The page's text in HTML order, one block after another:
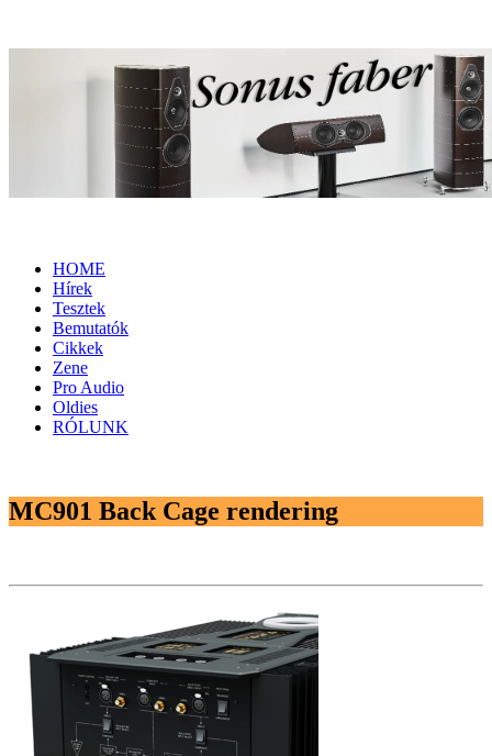
HOME
Hírek
Tesztek
Bemutatók
Cikkek
Zene
Pro Audio
Oldies
RÓLUNK
MC901 Back Cage rendering